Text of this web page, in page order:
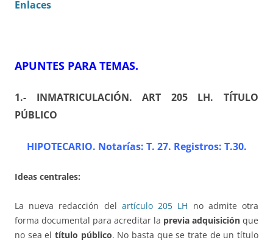
Enlaces
APUNTES PARA TEMAS.
1.- INMATRICULACIÓN. ART 205 LH. TÍTULO
PÚBLICO
HIPOTECARIO. Notarías: T. 27. Registros: T.30.
Ideas centrales:
La nueva redacción del artículo 205 LH no admite otra
forma documental para acreditar la previa adquisición que
no sea el título público. No basta que se trate de un título